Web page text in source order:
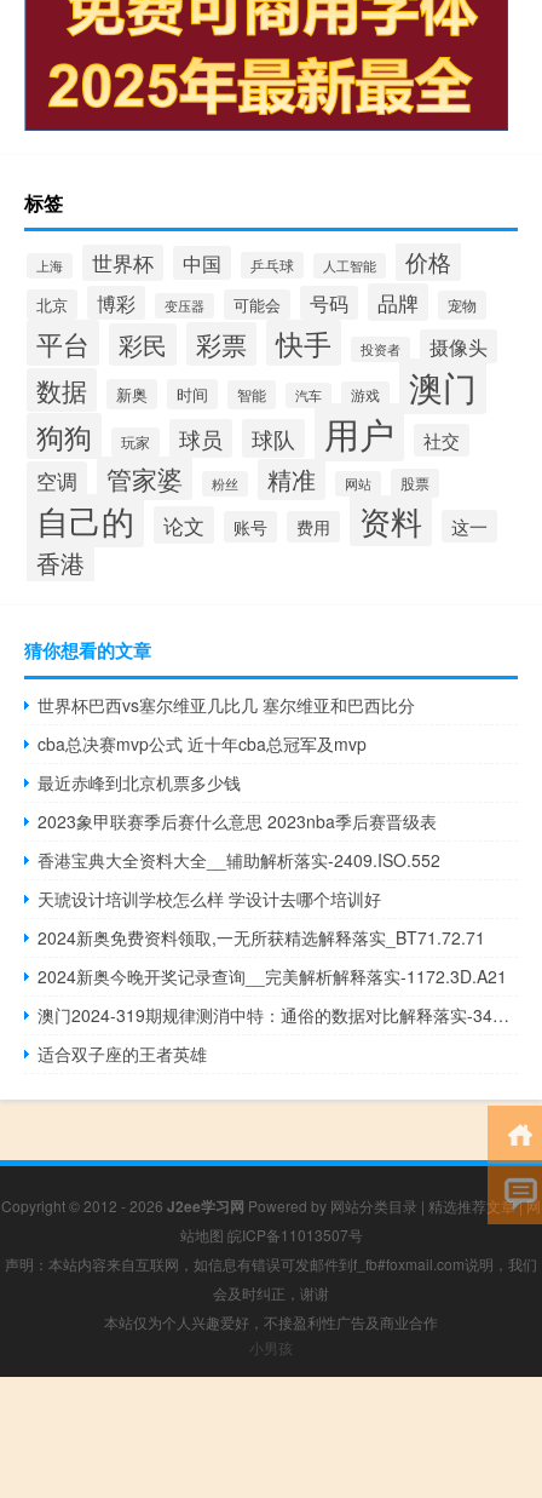
标签
上海 世界杯 中国 乒乓球 人工智能 价格
北京 博彩 变压器 可能会 号码 品牌 宠物
平台 彩民 彩票 快手 投资者 摄像头
数据 新奥 时间 智能 汽车 游戏 澳门
狗狗 玩家 球员 球队 用户 社交
空调 管家婆 粉丝 精准 网站 股票
自己的 论文 账号 费用 资料 这一
香港
猜你想看的文章
世界杯巴西vs塞尔维亚几比几 塞尔维亚和巴西比分
cba总决赛mvp公式 近十年cba总冠军及mvp
最近赤峰到北京机票多少钱
2023象甲联赛季后赛什么意思 2023nba季后赛晋级表
香港宝典大全资料大全__辅助解析落实-2409.ISO.552
天琥设计培训学校怎么样 学设计去哪个培训好
2024新奥免费资料领取,一无所获精选解释落实_BT71.72.71
2024新奥今晚开奖记录查询__完美解析解释落实-1172.3D.A21
澳门2024-319期规律测消中特：通俗的数据对比解释落实-340.APP.17
适合双子座的王者英雄
Copyright © 2012 - 2026 J2ee学习网 Powered by 网站分类目录 | 精选推荐文章|网
站地图 皖ICP备11013507号
声明：本站内容来自互联网，如信息有错误可发邮件到f_fb#foxmail.com说明，我们
会及时纠正，谢谢
本站仅为个人兴趣爱好，不接盈利性广告及商业合作
小男孩